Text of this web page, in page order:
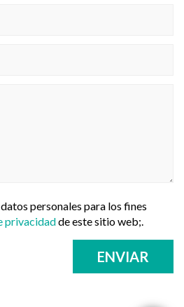
personales para los fines
privacidadde este sitio web;.
ENVIAR